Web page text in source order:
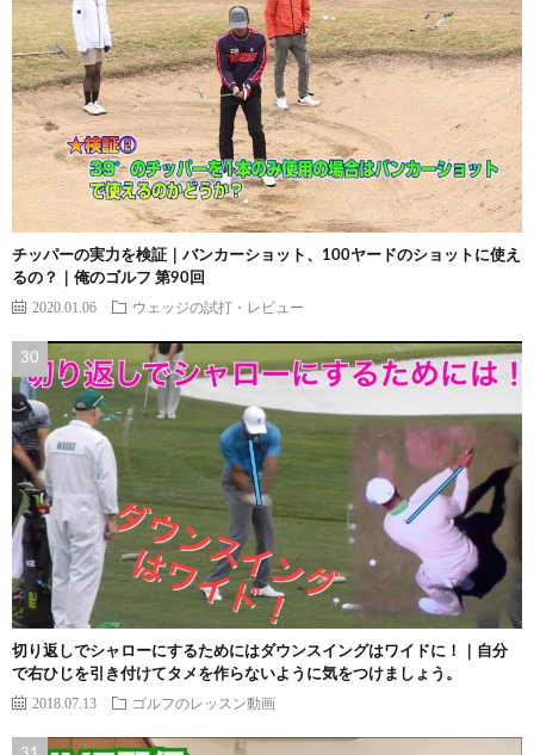
チッパーの実力を検証｜バンカーショット、100ヤードのショットに使え
るの？｜俺のゴルフ 第90回
2020.01.06 ウェッジの試打・レビュー
切り返しでシャローにするためにはダウンスイングはワイドに！｜自分
で右ひじを引き付けてタメを作らないように気をつけましょう。
2018.07.13 ゴルフのレッスン動画